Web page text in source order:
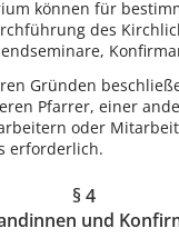
können für
des
Gründen
Pfarrer, einer
oder
erforderlich.
§ 4
und